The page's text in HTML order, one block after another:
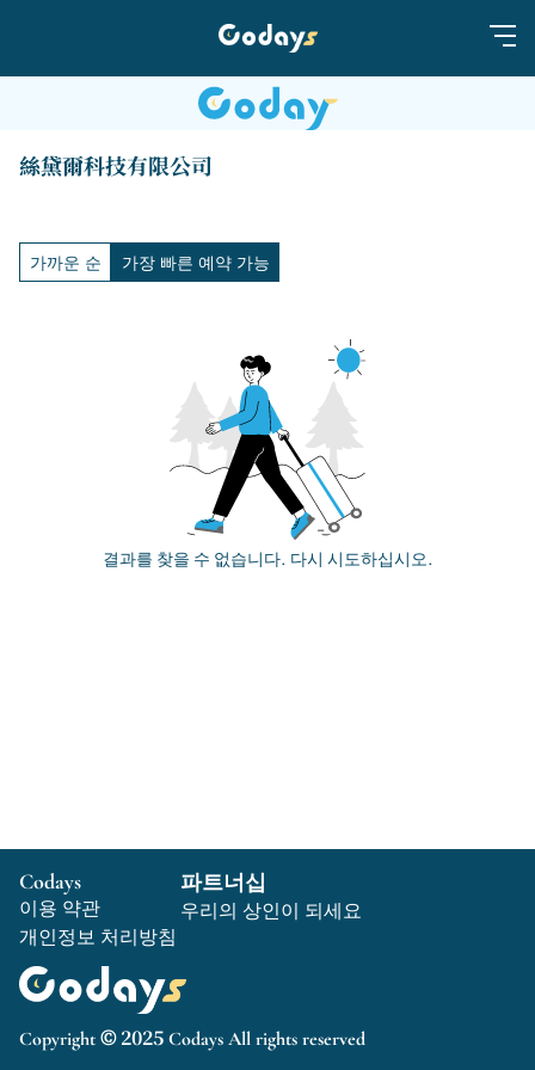
絲黛爾科技有限公司
가까운 순 가장 빠른 예약 가능
결과를 찾을 수 없습니다. 다시 시도하십시오.
Copyright © 2025 Codays All rights reserved
Codays
이용 약관
개인정보 처리방침
파트너십
우리의 상인이 되세요